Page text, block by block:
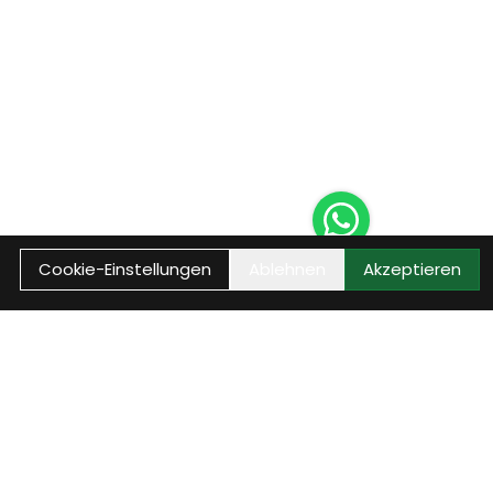
Cookie-Einstellungen Akzeptieren